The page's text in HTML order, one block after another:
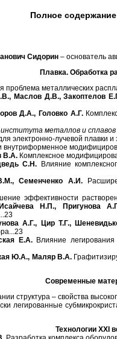
Полное
Сидорин – основатель
Плавка. Обработка
проблема металлических
Маслов Д.В., Закоптелов
Д.А., Головко А.Г.
металлов и
электронно-лучевой плавки и
внутриформенное
В.А. Комплексное
С.Н. Влияние
Семенченко А.И.
эффективности
Н.П., Пригунова
А.Г., Цир Т.Г.,
Е.А.Влияние легирования
Ю.А., Маляр В.А.
Современные
структура – свойства
легированные
Технологии XXI